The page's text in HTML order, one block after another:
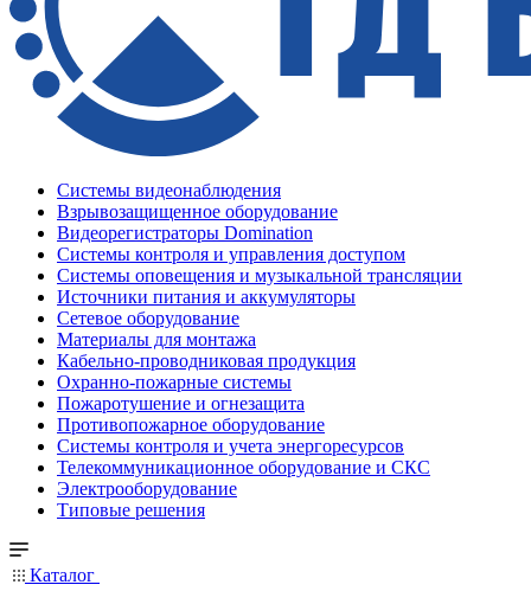
Системы видеонаблюдения
Взрывозащищенное оборудование
Видеорегистраторы Domination
Системы контроля и управления доступом
Системы оповещения и музыкальной трансляции
Источники питания и аккумуляторы
Сетевое оборудование
Материалы для монтажа
Кабельно-проводниковая продукция
Охранно-пожарные системы
Пожаротушение и огнезащита
Противопожарное оборудование
Системы контроля и учета энергоресурсов
Телекоммуникационное оборудование и СКС
Электрооборудование
Типовые решения
Каталог